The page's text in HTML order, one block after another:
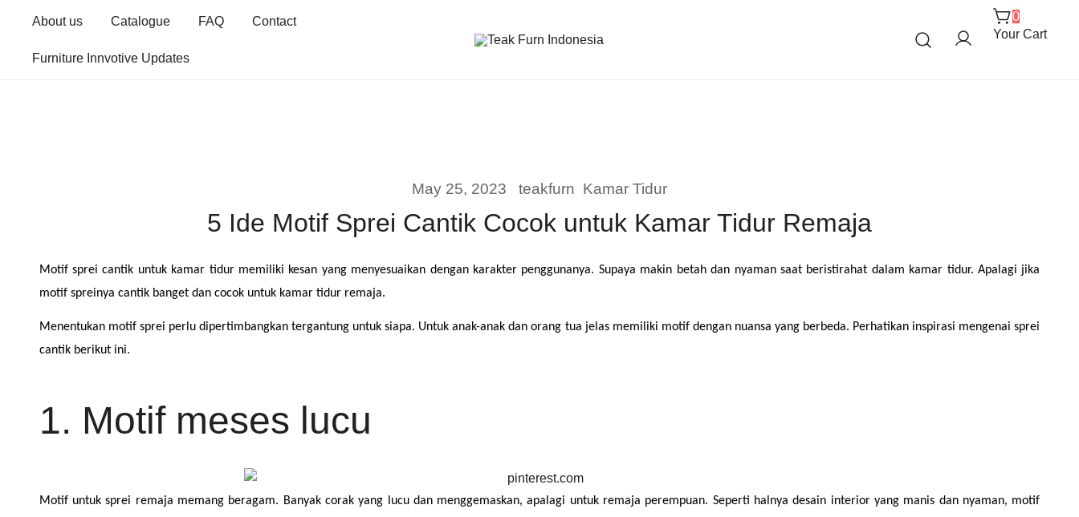
content
About us Catalogue FAQ Contact
Furniture Innvotive Updates
0
Your Cart
May 25, 2023 teakfurn Kamar Tidur
5 Ide Motif Sprei Cantik Cocok untuk Kamar Tidur Remaja
Motif sprei cantik untuk kamar tidur memiliki kesan yang menyesuaikan dengan karakter penggunanya. Supaya makin betah dan nyaman saat beristirahat dalam kamar tidur. Apalagi jika
motif spreinya cantik banget dan cocok untuk kamar tidur remaja.
Menentukan motif sprei perlu dipertimbangkan tergantung untuk siapa. Untuk anak-anak dan orang tua jelas memiliki motif dengan nuansa yang berbeda. Perhatikan inspirasi mengenai sprei
cantik berikut ini.
1. Motif meses lucu
Motif untuk sprei remaja memang beragam. Banyak corak yang lucu dan menggemaskan, apalagi untuk remaja perempuan. Seperti halnya desain interior yang manis dan nyaman, motif